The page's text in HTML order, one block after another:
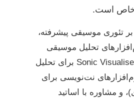
خاص است.
تئوری موسیقی پیشرفته،
تحلیل موسیقی
(مانند Sonic Visualiser، Praat برای تحلیل
نت‌نویسی برای
و مشاوره با اساتید